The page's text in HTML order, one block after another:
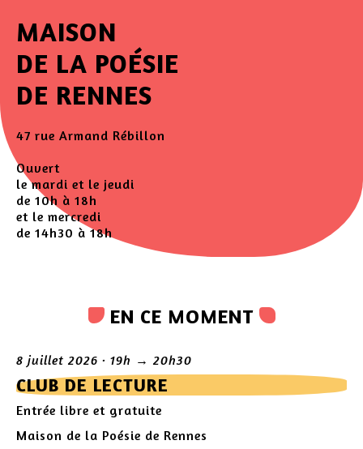
MAISON
DE LA POÉSIE
DE RENNES
47 rue Armand Rébillon
Ouvert
le mardi et le jeudi
de 10h à 18h
et le mercredi
de 14h30 à 18h
EN CE MOMENT
8 juillet 2026 · 19h → 20h30
CLUB DE LECTURE
Entrée libre et gratuite
Maison de la Poésie de Rennes